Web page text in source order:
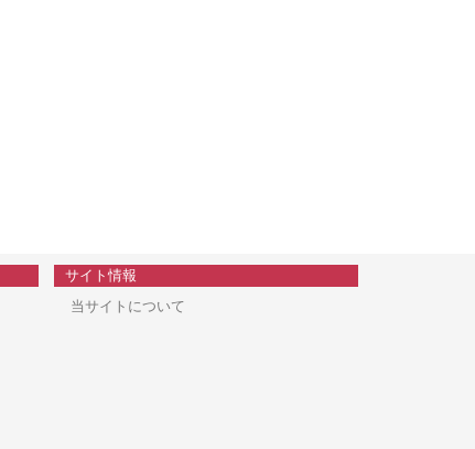
サイト情報
当サイトについて